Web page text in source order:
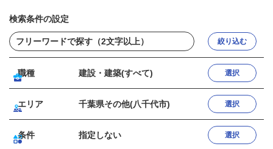
検索条件の設定
絞り込む
職種 建設・建築(すべて) 選択
エリア 千葉県その他(八千代市) 選択
条件 指定しない 選択